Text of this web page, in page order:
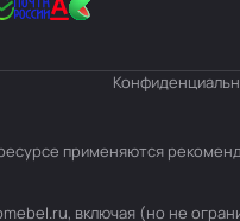
применяются
включая (но не